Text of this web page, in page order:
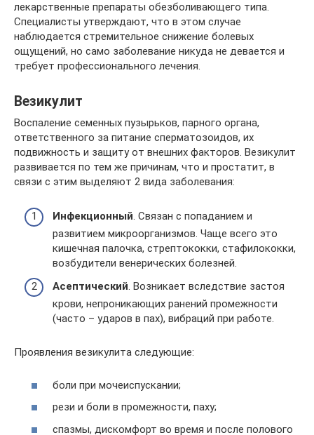
лекарственные препараты обезболивающего типа.
Специалисты утверждают, что в этом случае
наблюдается стремительное снижение болевых
ощущений, но само заболевание никуда не девается и
требует профессионального лечения.
Везикулит
Воспаление семенных пузырьков, парного органа,
ответственного за питание сперматозоидов, их
подвижность и защиту от внешних факторов. Везикулит
развивается по тем же причинам, что и простатит, в
связи с этим выделяют 2 вида заболевания:
Инфекционный . Связан с попаданием и
развитием микроорганизмов. Чаще всего это
кишечная палочка, стрептококки, стафилококки,
возбудители венерических болезней.
Асептический. Возникает вследствие застоя
крови, непроникающих ранений промежности
(часто – ударов в пах), вибраций при работе.
Проявления везикулита следующие:
боли при мочеиспускании;
рези и боли в промежности, паху;
спазмы, дискомфорт во время и после полового